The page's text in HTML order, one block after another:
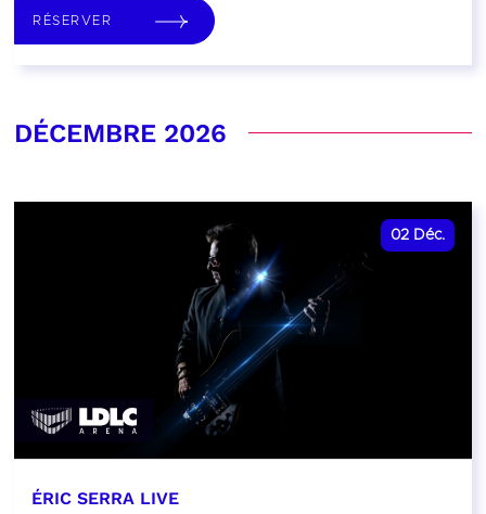
RÉSERVER
DÉCEMBRE 2026
02 Déc.
ÉRIC SERRA LIVE